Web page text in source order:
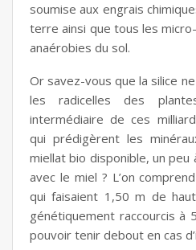
soumise aux engrais
terre ainsi que tous les
anaérobies du sol.
Or savez-vous que la silice
les radicelles des plantes
intermédiaire de ces
qui prédigèrent les
miellat bio disponible, un peu
avec le miel ? L’on
qui faisaient 1,50 m de
génétiquement raccourcis à
pouvoir tenir debout en cas